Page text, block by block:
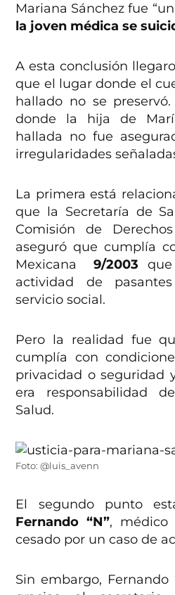
Mariana Sánchez fue
la joven médica se
A esta conclusión
que el lugar donde el
hallado no se
donde la hija de
hallada no fue
irregularidades
La primera está
que la Secretaría de
Comisión de
aseguró que cumplía
Mexicana
9/2003
actividad de
servicio social.
Pero la realidad fue
cumplía con
privacidad o seguridad
era responsabilidad
Salud.
Foto: @luis_avenn
El segundo punto
Fernando “N”, médico
cesado por un caso de
Sin embargo, Fernando